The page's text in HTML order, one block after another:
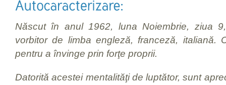
Născut în anul 1962, luna Noiembrie, ziua
vorbitor de limba engleză, franceză, italiană.
pentru a învinge prin forţe proprii.
Datorită acestei mentalităţi de luptător, sunt